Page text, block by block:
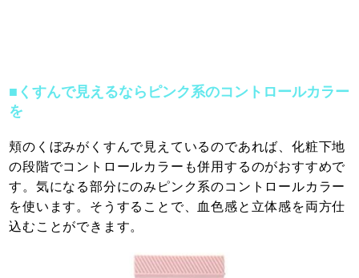
■くすんで見えるならピンク系のコントロールカラー
を
頬のくぼみがくすんで見えているのであれば、化粧下地
の段階でコントロールカラーも併用するのがおすすめで
す。気になる部分にのみピンク系のコントロールカラー
を使います。そうすることで、血色感と立体感を両方仕
込むことができます。